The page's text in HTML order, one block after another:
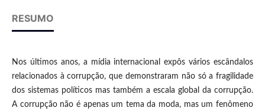
RESUMO
Nos últimos anos, a mídia internacional expôs vários escândalos
relacionados à corrupção, que demonstraram não só a fragilidade
dos sistemas políticos mas também a escala global da corrupção.
A corrupção não é apenas um tema da moda, mas um fenômeno